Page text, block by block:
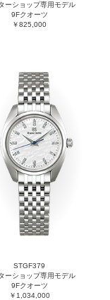
ーショップ専用モデル
9Fクオーツ
￥825,000
STGF379
ーショップ専用モデル
9Fクオーツ
￥1,034,000